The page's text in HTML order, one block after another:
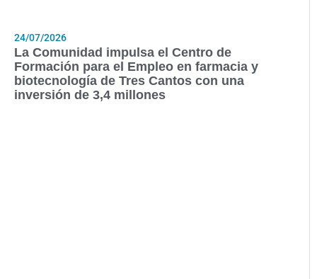
24/07/2026
La Comunidad impulsa el Centro de
Formación para el Empleo en farmacia y
biotecnología de Tres Cantos con una
inversión de 3,4 millones